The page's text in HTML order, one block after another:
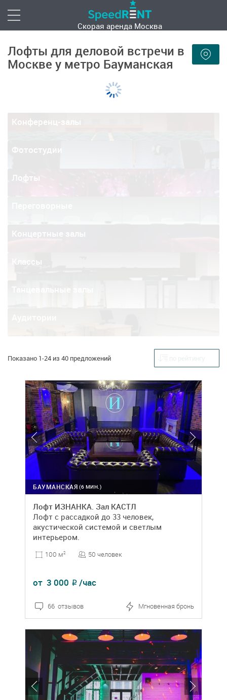
Скорая аренда Москва
Лофты для деловой встречи в
Москве у метро Бауманская
Конференц-залы
Фотостудии
Лофты
Классы
Показано 1-24 из 40 предложений
(6 МИН.)
БАУМАНСКАЯ
Лофт ИЗНАНКА. Зал КАСТЛ
Лофт с рассадкой до 33 человек,
акустической системой и светлым
интерьером.
100 м2 50 человек
от 3 000 ₽ /час
66 отзывов Мгновенная бронь